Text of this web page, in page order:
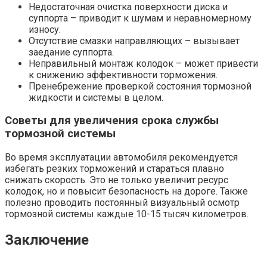
Недостаточная очистка поверхности диска и
суппорта – приводит к шумам и неравномерному
износу.
Отсутствие смазки направляющих – вызывает
заедание суппорта.
Неправильный монтаж колодок – может привести
к снижению эффективности торможения.
Пренебрежение проверкой состояния тормозной
жидкости и системы в целом.
Советы для увеличения срока службы
тормозной системы
Во время эксплуатации автомобиля рекомендуется
избегать резких торможений и стараться плавно
снижать скорость. Это не только увеличит ресурс
колодок, но и повысит безопасность на дороге. Также
полезно проводить постоянный визуальный осмотр
тормозной системы каждые 10-15 тысяч километров.
Заключение